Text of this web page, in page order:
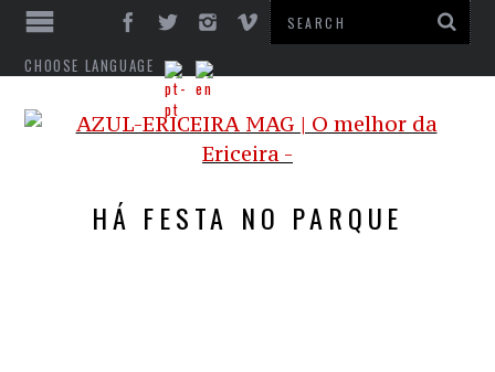
CHOOSE LANGUAGE
HÁ FESTA NO PARQUE